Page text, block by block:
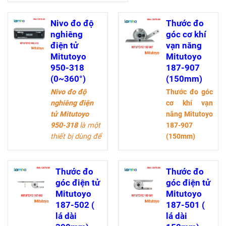
công việc cần độ
chính xác cao.
Thiết bị này có thể
đo từ 0° đến 360°
và hiển thị kết quả
trên màn hình điện
tử, giúp người dùng
dễ dàng đọc kết
quả
Nivo đo độ
nghiêng
điện tử
Mitutoyo
950-318
(0~360°)
Nivo đo độ
nghiêng điện
tử Mitutoyo
950-318là một
thiết bị dùng để
nghiêng, phù
hợp cho các
công việc cần
độ chính xác
cao. Thiết bị
này có thể đo
Thước đo
góc cơ khí
vạn năng
Mitutoyo
187-907
(150mm)
Thước đo góc
cơ khí vạn
năng Mitutoyo
187-907
(150mm)
Thước đo
góc điện tử
Mitutoyo
187-502 (
lá dài
Thước đo
góc điện tử
Mitutoyo
187-501 (
lá dài